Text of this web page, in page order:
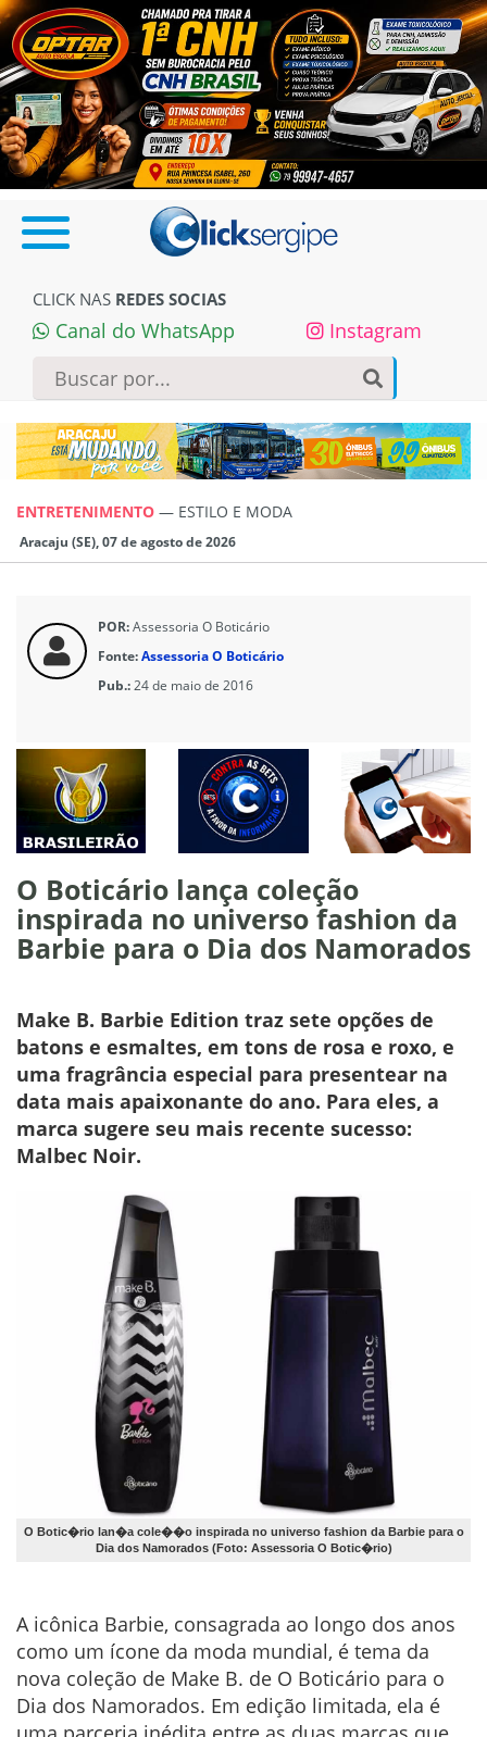
CLICK NAS REDES SOCIAS
Canal do WhatsApp Instagram
ENTRETENIMENTO — ESTILO E MODA
Aracaju (SE), 07 de agosto de 2026
POR:Assessoria O Boticário
Fonte:Assessoria O Boticário
Pub.:24 de maio de 2016
O Boticário lança coleção
inspirada no universo fashion da
Barbie para o Dia dos Namorados
Make B. Barbie Edition traz sete opções de
batons e esmaltes, em tons de rosa e roxo, e
uma fragrância especial para presentear na
data mais apaixonante do ano. Para eles, a
marca sugere seu mais recente sucesso:
Malbec Noir.
O Botic�rio lan�a cole��o inspirada no universo fashion da Barbie para o
Dia dos Namorados (Foto: Assessoria O Botic�rio)
A icônica Barbie, consagrada ao longo dos anos
como um ícone da moda mundial, é tema da
nova coleção de Make B. de O Boticário para o
Dia dos Namorados. Em edição limitada, ela é